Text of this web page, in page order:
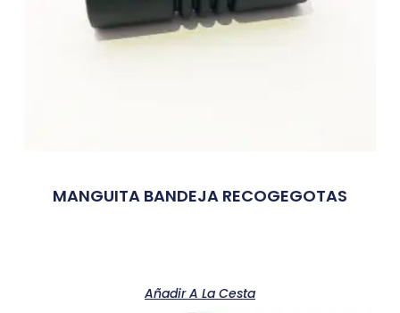
MANGUITA BANDEJA RECOGEGOTAS
Añadir A La Cesta